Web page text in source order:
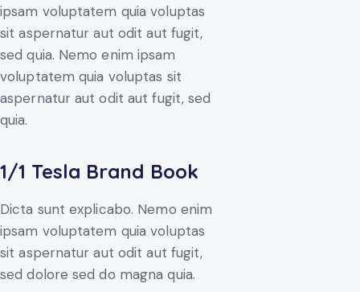
ipsam voluptatem quia voluptas
sit aspernatur aut odit aut fugit,
sed quia. Nemo enim ipsam
voluptatem quia voluptas sit
aspernatur aut odit aut fugit, sed
quia.
1/1 Tesla Brand Book
Dicta sunt explicabo. Nemo enim
ipsam voluptatem quia voluptas
sit aspernatur aut odit aut fugit,
sed dolore sed do magna quia.